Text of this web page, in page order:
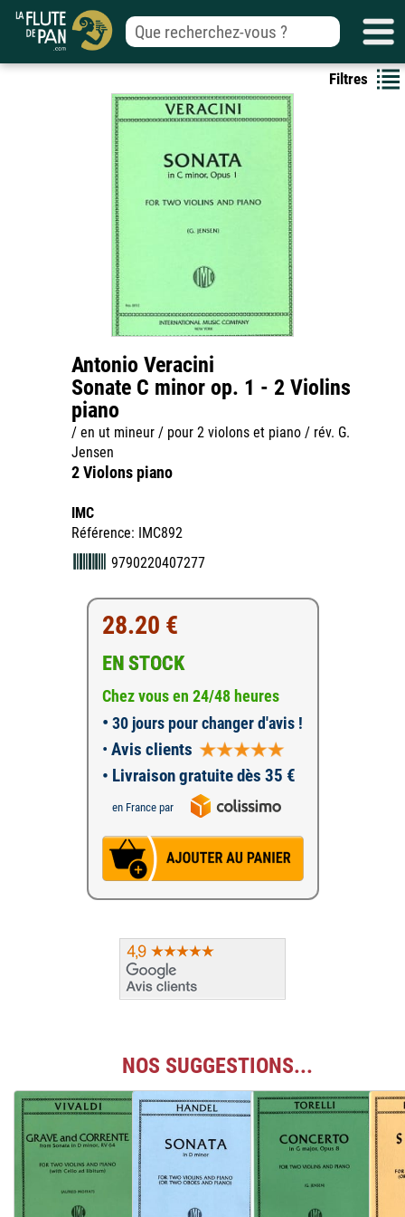
Filtres
Antonio Veracini
Sonate C minor op. 1 - 2 Violins
piano
/ en ut mineur / pour 2 violons et piano / rév. G.
Jensen
2 Violons piano
IMC
Référence: IMC892
9790220407277
28.20 €
EN STOCK
Chez vous en 24/48 heures
• 30 jours pour changer d'avis !
• Avis clients
• Livraison gratuite dès 35 €
en France par
NOS SUGGESTIONS...